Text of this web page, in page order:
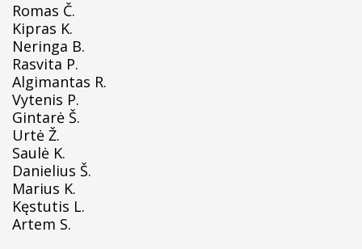
Romas Č.
Kipras K.
Neringa B.
Rasvita P.
Algimantas R.
Vytenis P.
Gintarė Š.
Urtė Ž.
Saulė K.
Danielius Š.
Marius K.
Kęstutis L.
Artem S.